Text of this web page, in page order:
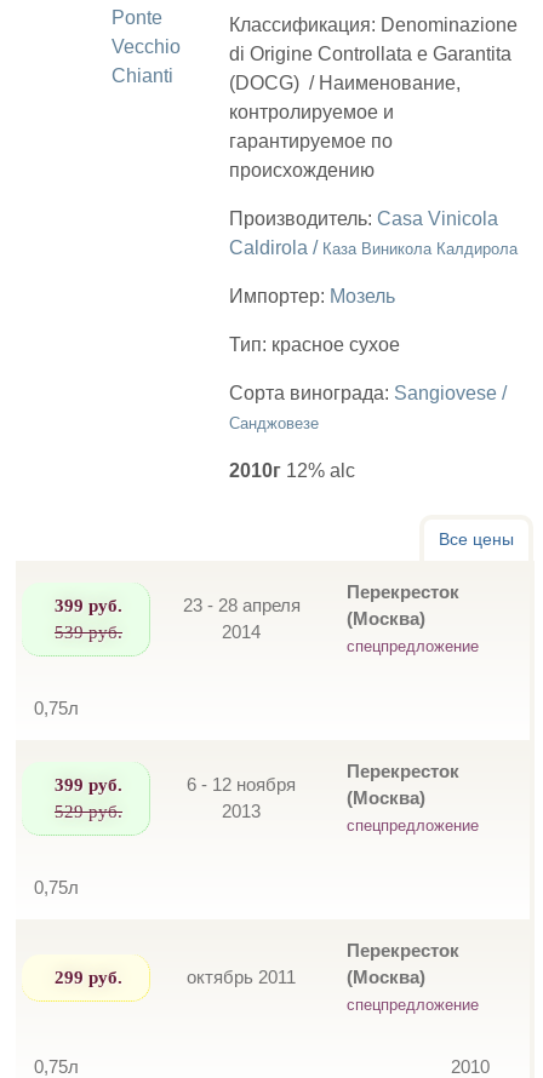
Классификация: Denominazione
di Origine Controllata e Garantita
(DOCG) / Наименование,
контролируемое и
гарантируемое по
происхождению
Производитель: Casa Vinicola
Caldirola / Каза Виникола Калдирола
Импортер: Мозель
Тип: красное сухое
Сорта винограда: Sangiovese /
Санджовезе
2010г 12% alc
Все цены
399 руб.
539 руб.
23 - 28 апреля
2014
Перекресток
(Москва)
спецпредложение
0,75л
399 руб.
529 руб.
6 - 12 ноября
2013
Перекресток
(Москва)
спецпредложение
0,75л
299 руб. октябрь 2011
Перекресток
(Москва)
спецпредложение
0,75л 2010